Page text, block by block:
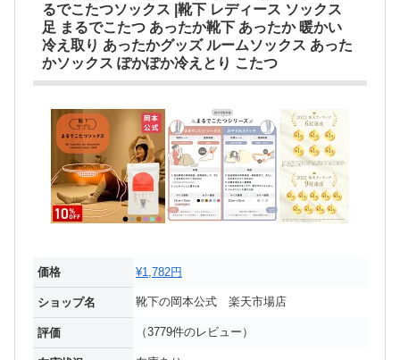
るでこたつソックス |靴下 レディース ソックス
足 まるでこたつ あったか靴下 あったか 暖かい
冷え取り あったかグッズ ルームソックス あった
かソックス ぽかぽか冷えとり こたつ
価格 ¥1,782円
ショップ名 靴下の岡本公式 楽天市場店
評価 （3779件のレビュー）